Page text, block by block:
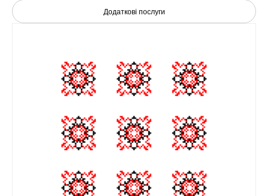
Додаткові послуги